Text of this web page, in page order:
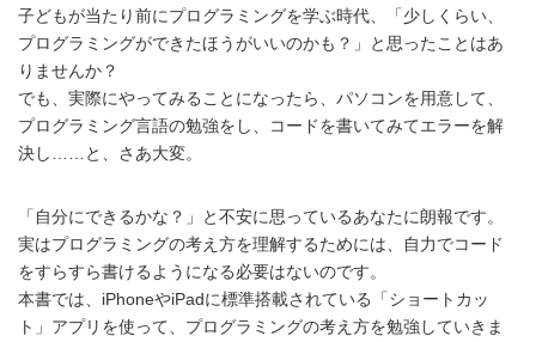
子どもが当たり前にプログラミングを学ぶ時代、「少しくらい、
プログラミングができたほうがいいのかも？」と思ったことはあ
りませんか？
でも、実際にやってみることになったら、パソコンを用意して、
プログラミング言語の勉強をし、コードを書いてみてエラーを解
決し……と、さあ大変。
「自分にできるかな？」と不安に思っているあなたに朗報です。
実はプログラミングの考え方を理解するためには、自力でコード
をすらすら書けるようになる必要はないのです。
本書では、iPhoneやiPadに標準搭載されている「ショートカッ
ト」アプリを使って、プログラミングの考え方を勉強していきま